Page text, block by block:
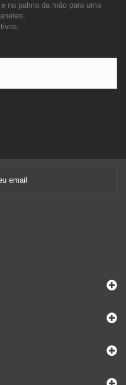
na palma da mão para uma